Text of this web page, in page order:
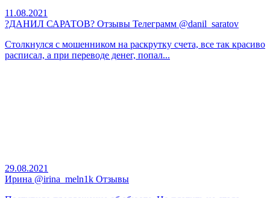
11.08.2021
?ДАНИЛ САРАТОВ? Отзывы Телеграмм @danil_saratov
Столкнулся с мошенником на раскрутку счета, все так красиво
расписал, а при переводе денег, попал...
29.08.2021
Ирина @irina_meln1k Отзывы